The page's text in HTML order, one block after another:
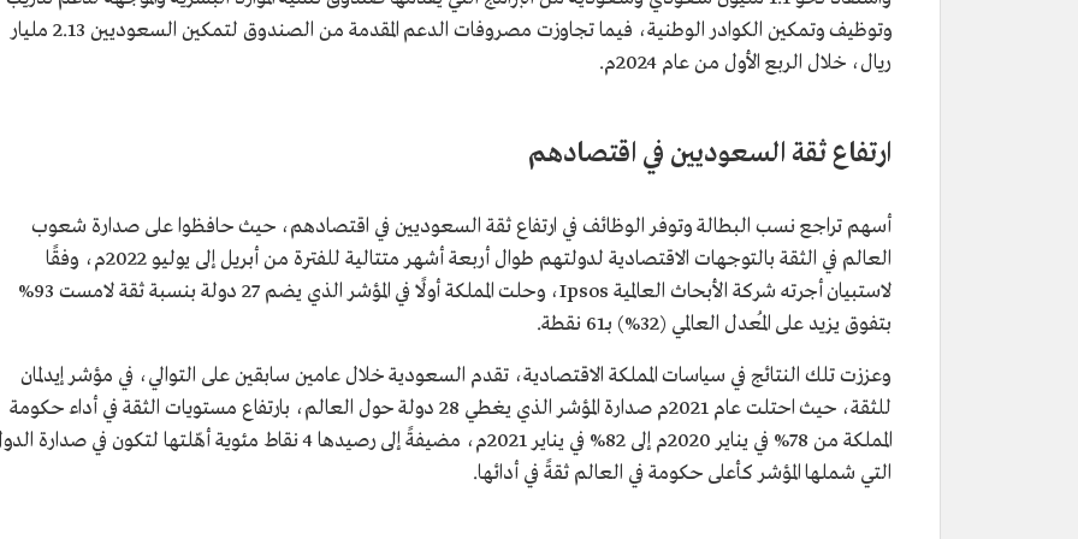
وتوظيف وتمكين الكوادر الوطنية، فيما تجاوزت مصروفات الدعم المقدمة من الصندوق لتمكين السعوديين 2.13 مليار
ريال، خلال الربع الأول من عام 2024م.
ارتفاع ثقة السعوديين في اقتصادهم
أسهم تراجع نسب البطالة وتوفر الوظائف في ارتفاع ثقة السعوديين في اقتصادهم، حيث حافظوا على صدارة شعوب
العالم في الثقة بالتوجهات الاقتصادية لدولتهم طوال أربعة أشهر متتالية للفترة من أبريل إلى يوليو 2022م، وفقًا
لاستبيان أجرته شركة الأبحاث العالمية Ipsos، وحلت المملكة أولًا في المؤشر الذي يضم 27 دولة بنسبة ثقة لامست 93%
بتفوق يزيد على المُعدل العالمي (32%) بـ61 نقطة.
وعززت تلك النتائج في سياسات المملكة الاقتصادية، تقدم السعودية خلال عامين سابقين على التوالي، في مؤشر إيدلمان
للثقة، حيث احتلت عام 2021م صدارة المؤشر الذي يغطي 28 دولة حول العالم، بارتفاع مستويات الثقة في أداء حكومة
المملكة من 78% في يناير 2020م إلى 82% في يناير 2021م، مضيفةً إلى رصيدها 4 نقاط مئوية أهّلتها لتكون في صدارة
التي شملها المؤشر كأعلى حكومة في العالم ثقةً في أدائها.